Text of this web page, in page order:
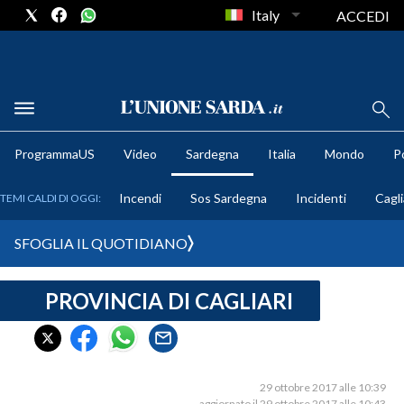
METEO
CRONACA SARDEGNA
CAGLIARI
Italy ACCEDI
ProgrammaUS Video Sardegna Italia Mondo
TEMI CALDI DI OGGI: Incendi Sos Sardegna Incidenti
SFOGLIA IL QUOTIDIANO
PROVINCIA DI CAGLIARI
29 ottobre 2017 alle 10:39